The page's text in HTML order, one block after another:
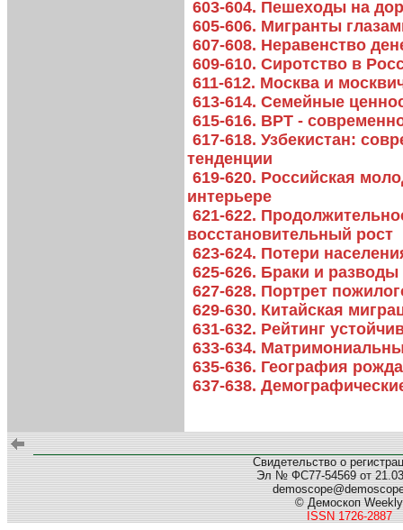
603-604. Пешеходы на
605-606. Мигранты
607-608. Неравенство
609-610. Сиротство в
611-612. Москва и
613-614. Семейные
615-616. ВРТ -
617-618. Узбекистан:
тенденции
619-620. Российская
интерьере
621-622.
восстановительный рост
623-624. Потери
625-626. Браки и
627-628. Портрет
629-630. Китайская
631-632. Рейтинг
633-634.
635-636. География
637-638.
Свидетельство о
Эл № ФС77-54569 от
© Демоскоп Weekly
ISSN 1726-2887